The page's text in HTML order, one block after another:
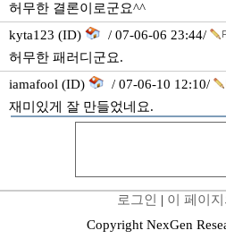
허무한 결론이로군요^^
kyta123 (ID)
/ 07-06-06 23:44/
허무한 패러디군요.
iamafool (ID)
/ 07-06-10 12:10/
재미있게 잘 만들었네요.
로그인 | 이 페이지
Copyright NexGen